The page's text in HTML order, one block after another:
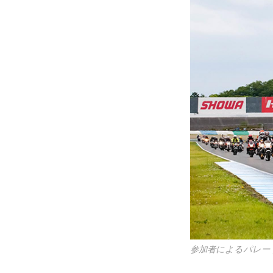
参加者によるパレー